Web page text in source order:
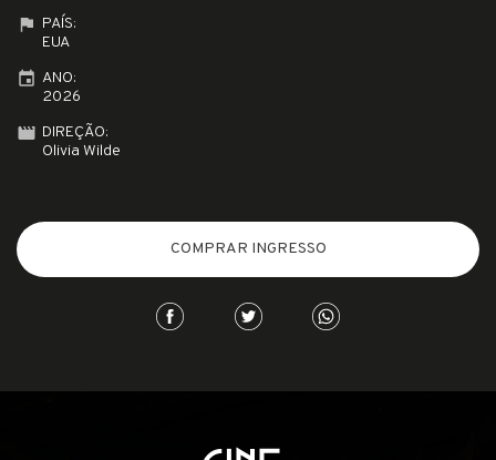
flag PAÍS:
EUA
event ANO:
2026
movie_creation DIREÇÃO:
Olivia Wilde
COMPRAR INGRESSO